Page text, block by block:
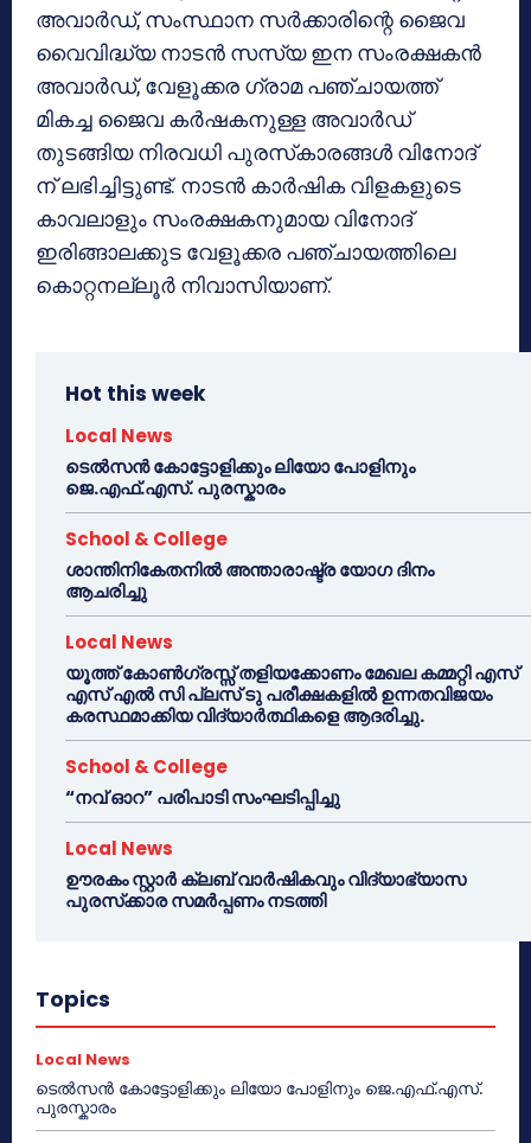
അവാര്‍ഡ്, സംസ്ഥാന സര്‍ക്കാരിന്റെ ജൈവ
വൈവിദ്ധ്യ നാടന്‍ സസ്യ ഇന സംരക്ഷകന്‍
അവാര്‍ഡ്, വേളൂക്കര ഗ്രാമ പഞ്ചായത്ത്
മികച്ച ജൈവ കര്‍ഷകനുള്ള അവാര്‍ഡ്
തുടങ്ങിയ നിരവധി പുരസ്‌കാരങ്ങള്‍ വിനോദ്
ന് ലഭിച്ചിട്ടുണ്ട്. നാടന്‍ കാര്‍ഷിക വിളകളുടെ
കാവലാളും സംരക്ഷകനുമായ വിനോദ്
ഇരിങ്ങാലക്കുട വേളൂക്കര പഞ്ചായത്തിലെ
കൊറ്റനല്ലൂര്‍ നിവാസിയാണ്.
Hot this week
Local News
ടെൽസൻ കോട്ടോളിക്കും ലിയോ പോളിനും
ജെ.എഫ്.എസ്. പുരസ്കാരം
School & College
ശാന്തിനികേതനിൽ അന്താരാഷ്ട്ര യോഗ ദിനം
ആചരിച്ചു
Local News
യൂത്ത് കോൺഗ്രസ്സ് തളിയക്കോണം മേഖല കമ്മറ്റി എസ്
എസ് എൽ സി പ്ലസ് ടു പരീക്ഷകളിൽ ഉന്നതവിജയം
കരസ്ഥമാക്കിയ വിദ്യാർത്ഥികളെ ആദരിച്ചു.
School & College
“നവ് ഓറ” പരിപാടി സംഘടിപ്പിച്ചു
Local News
ഊരകം സ്റ്റാർ ക്ലബ് വാർഷികവും വിദ്യാഭ്യാസ
പുരസ്‌ക്കാര സമർപ്പണം നടത്തി
Topics
Local News
ടെൽസൻ കോട്ടോളിക്കും ലിയോ പോളിനും ജെ.എഫ്.എസ്.
പുരസ്കാരം